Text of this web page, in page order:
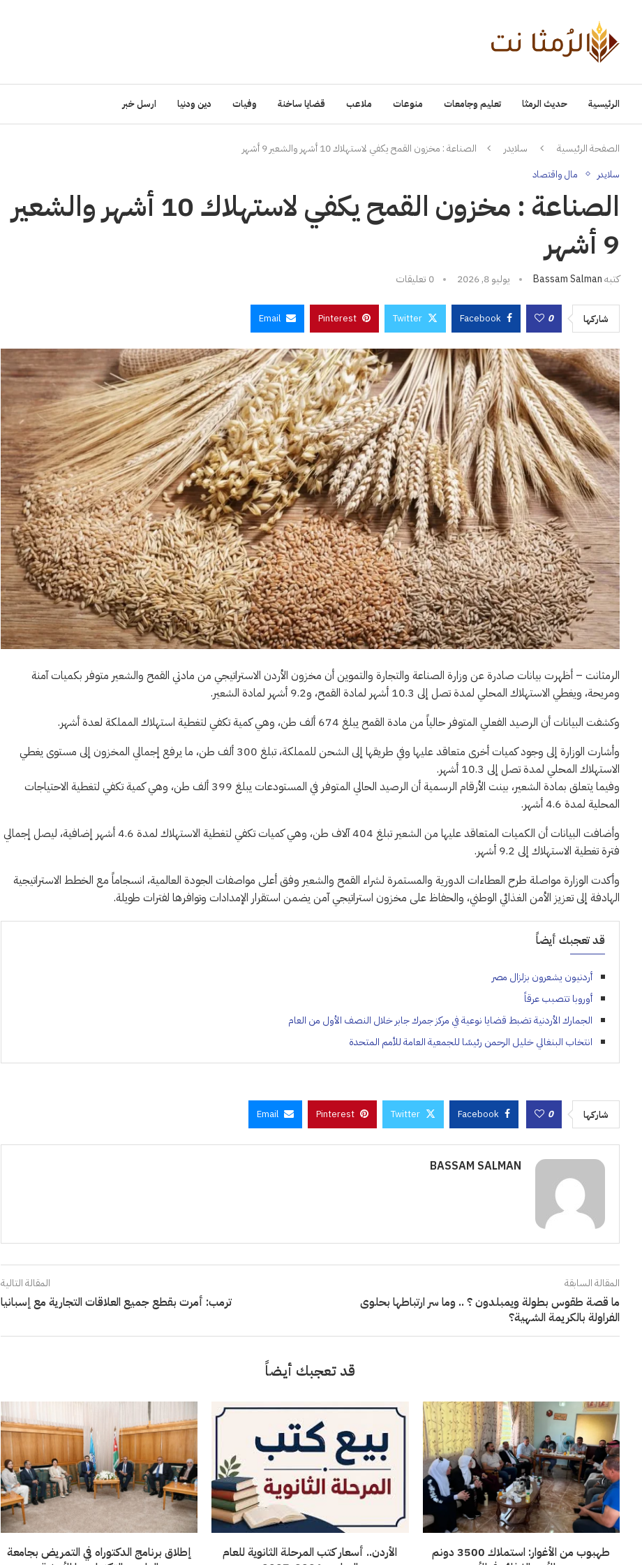
الرئيسية حديث الرمثا تعليم وجامعات منوعات ملاعب قضايا ساخنة وفيات دين ودنيا ارسل خبر
الصفحة الرئيسية سلايدر الصناعة : مخزون القمح يكفي لاستهلاك 10 أشهر والشعير 9 أشهر
سلايدر مال واقتصاد
الصناعة : مخزون القمح يكفي لاستهلاك 10 أشهر والشعير
9 أشهر
كتبهBassam Salman يوليو 8, 2026 0 تعليقات
شاركها 0
Facebook
Twitter
Pinterest
Email
الرمثانت – أظهرت بيانات صادرة عن وزارة الصناعة والتجارة والتموين أن مخزون الأردن الاستراتيجي من مادتي القمح والشعير متوفر بكميات آمنة
ومريحة، ويغطي الاستهلاك المحلي لمدة تصل إلى 10.3 أشهر لمادة القمح، و9.2 أشهر لمادة الشعير.
وكشفت البيانات أن الرصيد الفعلي المتوفر حالياً من مادة القمح يبلغ 674 ألف طن، وهي كمية تكفي لتغطية استهلاك المملكة لعدة أشهر.
وأشارت الوزارة إلى وجود كميات أخرى متعاقد عليها وفي طريقها إلى الشحن للمملكة، تبلغ 300 ألف طن، ما يرفع إجمالي المخزون إلى مستوى يغطي
الاستهلاك المحلي لمدة تصل إلى 10.3 أشهر.
وفيما يتعلق بمادة الشعير، بينت الأرقام الرسمية أن الرصيد الحالي المتوفر في المستودعات يبلغ 399 ألف طن، وهي كمية تكفي لتغطية الاحتياجات
المحلية لمدة 4.6 أشهر.
وأضافت البيانات أن الكميات المتعاقد عليها من الشعير تبلغ 404 آلاف طن، وهي كميات تكفي لتغطية الاستهلاك لمدة 4.6 أشهر إضافية، ليصل إجمالي
فترة تغطية الاستهلاك إلى 9.2 أشهر.
وأكدت الوزارة مواصلة طرح العطاءات الدورية والمستمرة لشراء القمح والشعير وفق أعلى مواصفات الجودة العالمية، انسجاماً مع الخطط الاستراتيجية
الهادفة إلى تعزيز الأمن الغذائي الوطني، والحفاظ على مخزون استراتيجي آمن يضمن استقرار الإمدادات وتوافرها لفترات طويلة.
قد تعجبك أيضاً
أردنيون يشعرون بزلزال مصر
أوروبا تتصبب عرقاً
الجمارك الأردنية تضبط قضايا نوعية في مركز جمرك جابر خلال النصف الأول من العام
انتخاب البنغالي خليل الرحمن رئيسًا للجمعية العامة للأمم المتحدة
شاركها 0
Facebook
Twitter
Pinterest
Email
BASSAM SALMAN
المقالة السابقة
ما قصة طقوس بطولة ويمبلدون ؟ .. وما سر ارتباطها بحلوى
الفراولة بالكريمة الشهية؟
المقالة التالية
ترمب: أمرت بقطع جميع العلاقات التجارية مع إسبانيا
قد تعجبك أيضاً
إطلاق برنامج الدكتوراه في التمريض بجامعة
الأردن.. أسعار كتب المرحلة الثانوية للعام
طهبوب من الأغوار: استملاك 3500 دونم